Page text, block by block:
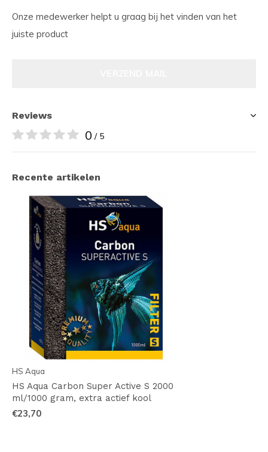
Onze medewerker helpt u graag bij het vinden van het
juiste product
Reviews
0 / 5
Recente artikelen
HS Aqua
HS Aqua Carbon Super Active S 2000
ml/1000 gram, extra actief kool
€23,70